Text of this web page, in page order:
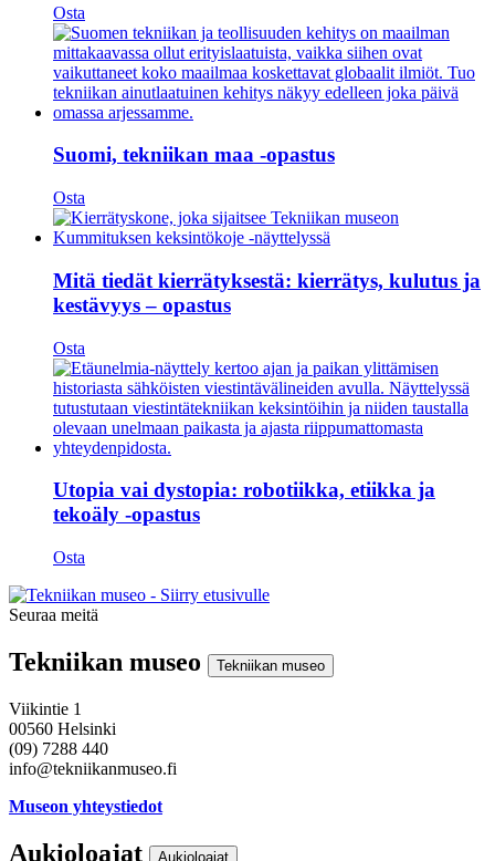
Osta
Suomi, tekniikan maa -opastus
Osta
Mitä tiedät kierrätyksestä: kierrätys, kulutus ja
kestävyys – opastus
Osta
Utopia vai dystopia: robotiikka, etiikka ja
tekoäly -opastus
Osta
Seuraa meitä
Tekniikan museo Tekniikan museo
Viikintie 1
00560 Helsinki
(09) 7288 440
info@tekniikanmuseo.fi
Museon yhteystiedot
Aukioloajat Aukioloajat